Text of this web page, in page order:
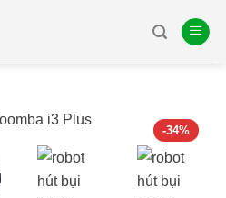
-34%